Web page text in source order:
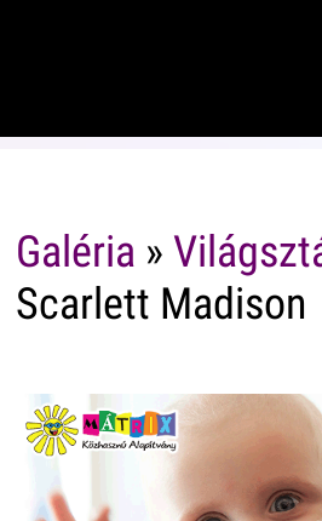
Galéria »
Scarlett Madison